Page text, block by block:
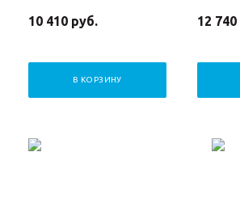
10 410 руб.
В КОРЗИНУ
12 740